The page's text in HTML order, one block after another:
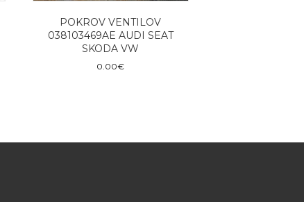
POKROV VENTILOV
038103469AE AUDI SEAT
SKODA VW
0.00€